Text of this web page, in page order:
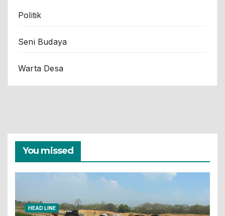
Politik
Seni Budaya
Warta Desa
You missed
HEAD LINE